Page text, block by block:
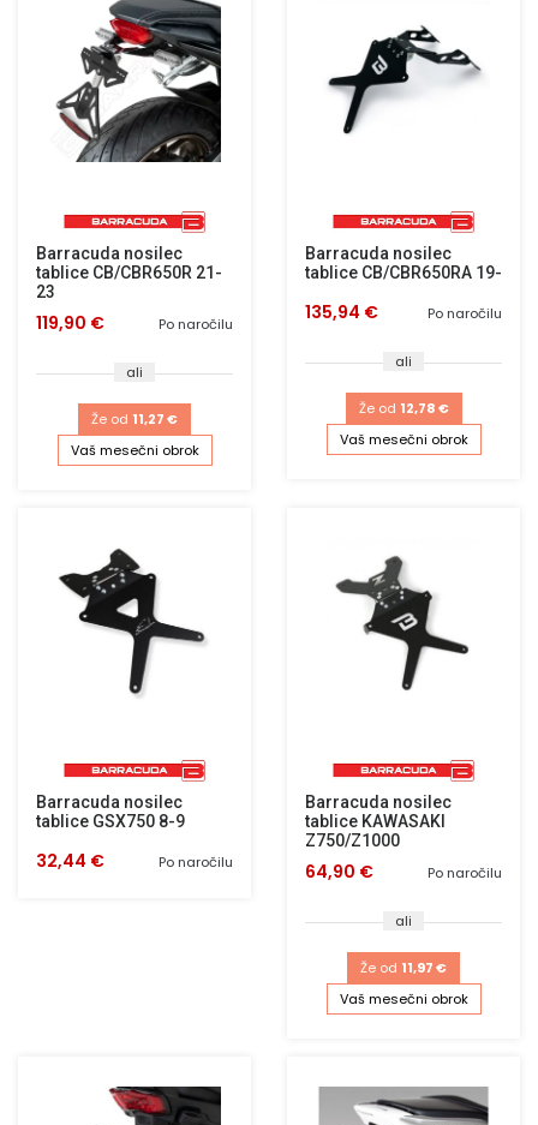
Barracuda nosilec
tablice CB/CBR650R 21-
23
Po naročilu
119,90 €
ali
Že od 11,27 €
Vaš mesečni obrok
Barracuda nosilec
tablice CB/CBR650RA 19-
Po naročilu
135,94 €
ali
Že od 12,78 €
Vaš mesečni obrok
Barracuda nosilec
tablice GSX750 8-9
Po naročilu
32,44 €
Barracuda nosilec
tablice KAWASAKI
Z750/Z1000
Po naročilu
64,90 €
ali
Že od 11,97 €
Vaš mesečni obrok